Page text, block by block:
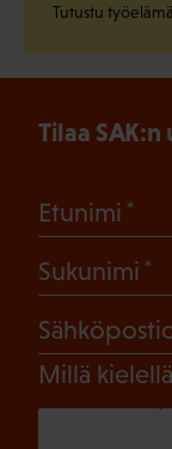
Tutustu
Tilaa
Etunimi
Sukunimi
Millä